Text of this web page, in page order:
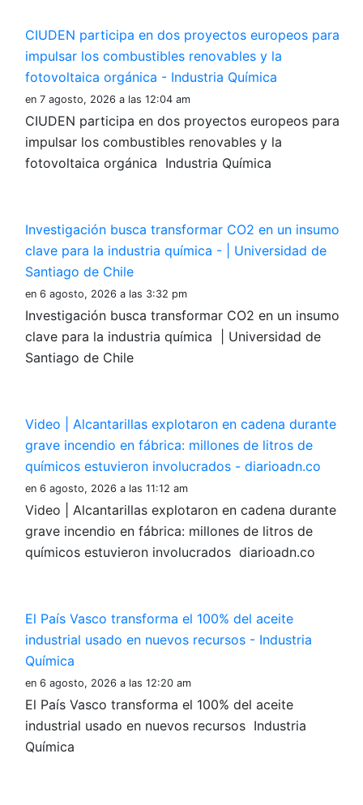
CIUDEN participa en dos proyectos europeos para
impulsar los combustibles renovables y la
fotovoltaica orgánica - Industria Química
en 7 agosto, 2026 a las 12:04 am
CIUDEN participa en dos proyectos europeos para
impulsar los combustibles renovables y la
fotovoltaica orgánica Industria Química
Investigación busca transformar CO2 en un insumo
clave para la industria química - | Universidad de
Santiago de Chile
en 6 agosto, 2026 a las 3:32 pm
Investigación busca transformar CO2 en un insumo
clave para la industria química | Universidad de
Santiago de Chile
Video | Alcantarillas explotaron en cadena durante
grave incendio en fábrica: millones de litros de
químicos estuvieron involucrados - diarioadn.co
en 6 agosto, 2026 a las 11:12 am
Video | Alcantarillas explotaron en cadena durante
grave incendio en fábrica: millones de litros de
químicos estuvieron involucrados diarioadn.co
El País Vasco transforma el 100% del aceite
industrial usado en nuevos recursos - Industria
Química
en 6 agosto, 2026 a las 12:20 am
El País Vasco transforma el 100% del aceite
industrial usado en nuevos recursos Industria
Química